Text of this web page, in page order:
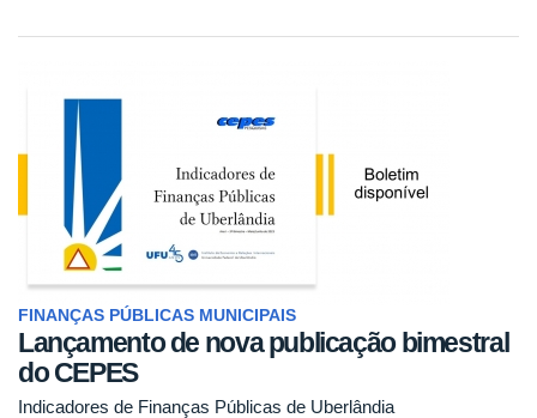
FINANÇAS PÚBLICAS MUNICIPAIS
Lançamento de nova publicação bimestral
do CEPES
Indicadores de Finanças Públicas de Uberlândia